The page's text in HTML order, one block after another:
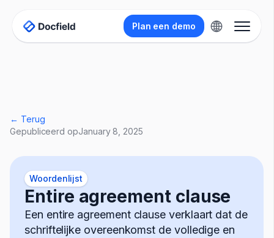
Plan een demo
← Terug
Gepubliceerd opJanuary 8, 2025
Woordenlijst
Entire agreement clause
Een entire agreement clause verklaart dat de
schriftelijke overeenkomst de volledige en